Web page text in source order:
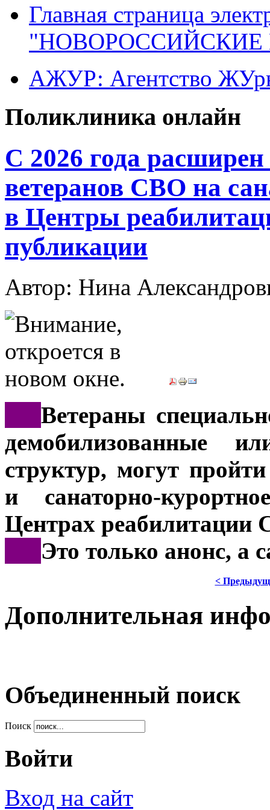
Главная страница
"НОВОРОССИЙСКИЕ
АЖУР: Агентство
Поликлиника онлайн
С 2026 года
ветеранов СВО на
в Центры
публикации
Автор: Нина
Ветераны
демобилизованные
структур, могут
и санаторно-
Центрах реабилитации
Это только анонс, а
<
Дополнительная
Объединенный поиск
Поиск
Войти
Вход на сайт